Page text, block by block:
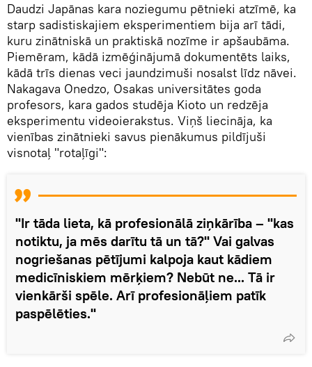
Daudzi Japānas kara noziegumu pētnieki atzīmē, ka
starp sadistiskajiem eksperimentiem bija arī tādi,
kuru zinātniskā un praktiskā nozīme ir apšaubāma.
Piemēram, kādā izmēģinājumā dokumentēts laiks,
kādā trīs dienas veci jaundzimuši nosalst līdz nāvei.
Nakagava Onedzo, Osakas universitātes goda
profesors, kara gados studēja Kioto un redzēja
eksperimentu videoierakstus. Viņš liecināja, ka
vienības zinātnieki savus pienākumus pildījuši
visnotaļ "rotaļīgi":
"Ir tāda lieta, kā profesionālā ziņkārība – "kas
notiktu, ja mēs darītu tā un tā?" Vai galvas
nogriešanas pētījumi kalpoja kaut kādiem
medicīniskiem mērķiem? Nebūt ne... Tā ir
vienkārši spēle. Arī profesionāļiem patīk
paspēlēties."